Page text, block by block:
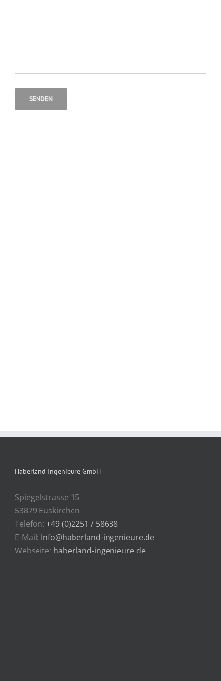
Haberland Ingenieure GmbH
Spiegelstrasse 15
53879 Euskirchen
Telefon: +49 (0)2251 / 58688
E-Mail: Info@haberland-ingenieure.de
Webseite: haberland-ingenieure.de